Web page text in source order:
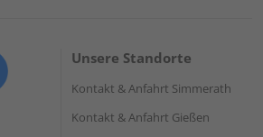
Unsere Standorte
Kontakt & Anfahrt Simmerath
Kontakt & Anfahrt Gießen